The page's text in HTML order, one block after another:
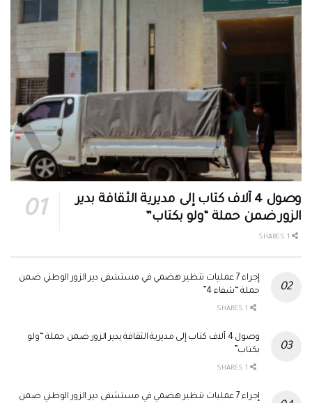
وصول 4 آلاف كتاب إلى مديرية الثقافة بدير
الزور ضمن حملة “ولو بكتاب”
إجراء 7 عمليات تنظير هضمي في مستشفى دير الزور الوطني ضمن
حملة “شفاء 4”
وصول 4 آلاف كتاب إلى مديرية الثقافة بدير الزور ضمن حملة “ولو
بكتاب”
إجراء 7 عمليات تنظير هضمي في مستشفى دير الزور الوطني ضمن